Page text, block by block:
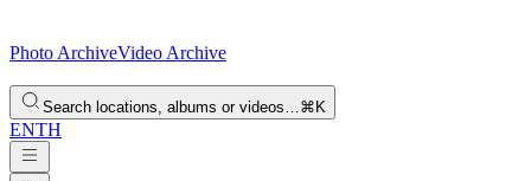
Photo ArchiveVideo Archive
Search locations, albums or videos…⌘K
ENTH